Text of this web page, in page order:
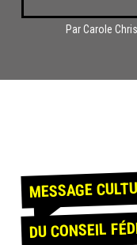
ParCarole
MESSAGE
DU CONSEIL